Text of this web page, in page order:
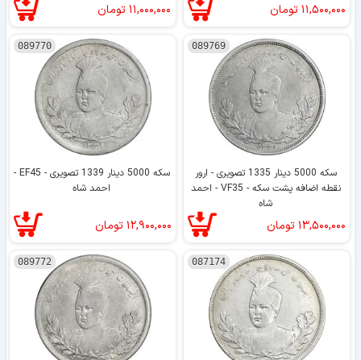
۱۱,۵۰۰,۰۰۰تومان ۱۱,۰۰۰,۰۰۰تومان
089769
سکه 5000 دینار 1335 تصویری - ارور
نقطه اضافه پشت سکه - VF35 - احمد
شاه
۱۳,۵۰۰,۰۰۰تومان
089770
سکه 5000 دینار 1339 تصویری - EF45 -
احمد شاه
۱۲,۹۰۰,۰۰۰تومان
087174
089772